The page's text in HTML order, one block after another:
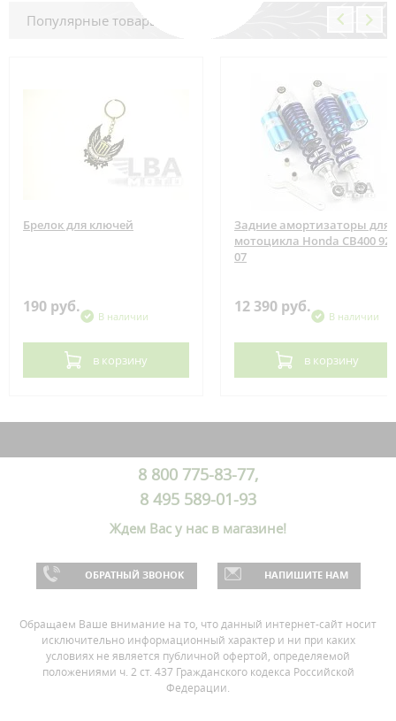
Популярные товары
Брелок для ключей
190 руб.
В наличии
в корзину
Задние амортизаторы для
мотоцикла Honda CB400 92-
07
12 390 руб.
В наличии
в корзину
8 800 775-83-77,
8 495 589-01-93
Ждем Вас у нас в магазине!
ОБРАТНЫЙ ЗВОНОК НАПИШИТЕ НАМ
Обращаем Ваше внимание на то, что данный интернет-сайт носит
исключительно информационный характер и ни при каких
условиях не является публичной офертой, определяемой
положениями ч. 2 ст. 437 Гражданского кодекса Российской
Федерации.